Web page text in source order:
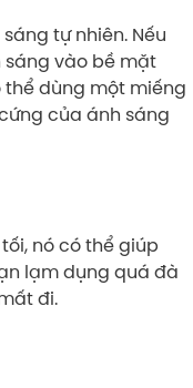
tự nhiên. Nếu
sáng vào bề mặt
thể dùng một miếng
của ánh sáng
nó có thể giúp
lạm dụng quá đà
đi.